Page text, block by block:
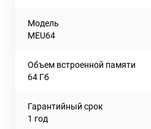
Модель
MEU64
Объем встроенной памяти
64 Гб
Гарантийный срок
1 год